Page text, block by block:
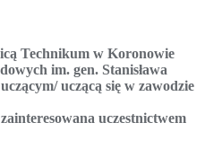
Technikum w Koronowie
im. gen. Stanisława
uczącą się w zawodzie
uczestnictwem